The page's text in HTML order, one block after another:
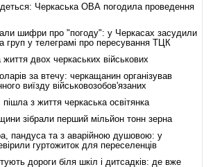
Черкаська ОВА погодила проведення
шифри про "погоду": у Черкасах засудили
груп у телеграмі про пересування ТЦК
життя двох черкаських військових
за втечу: черкащанин організував
виїзду військовозобов'язаних
з життя черкаська освітянка
зібрали перший мільйон тонн зерна
пандуса та з аварійною душовою: у
гуртожиток для переселенців
дороги біля шкіл і дитсадків: де вже